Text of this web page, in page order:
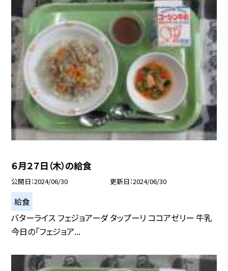
６月２７日（木）の給食
公開日 2024/06/30 更新日 2024/06/30
給食
バターライス フェジョアーダ タップーリ ココアゼリー 牛乳
今日の「フェジョア...